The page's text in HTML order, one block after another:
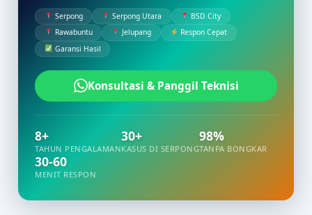
Serpong Serpong Utara
BSD City
Rawabuntu
Jelupang
Respon Cepat
Garansi Hasil
Konsultasi & Panggil Teknisi
8+
TAHUN PENGALAMAN
30+
KASUS DI SERPONG
98%
TANPA BONGKAR
30-60
MENIT RESPON